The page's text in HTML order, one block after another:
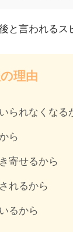
と言われるス
理由
られなくなる
ら
寄せるから
れるから
るから